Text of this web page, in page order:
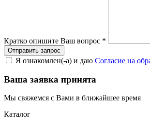
Кратко опишите Ваш вопрос *
Я ознакомлен(-а) и даю Согласие на
Ваша заявка принята
Мы свяжемся с Вами в ближайшее время
Каталог